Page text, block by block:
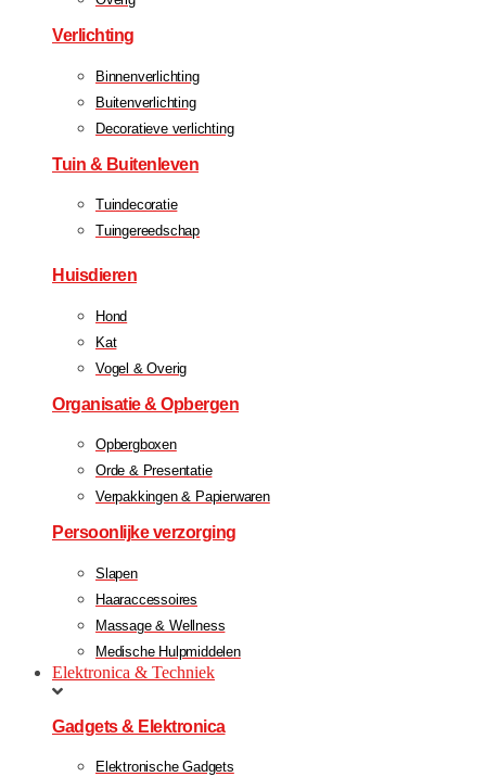
Verlichting
Binnenverlichting
Buitenverlichting
Decoratieve verlichting
Tuin & Buitenleven
Tuindecoratie
Tuingereedschap
Huisdieren
Hond
Kat
Vogel & Overig
Organisatie & Opbergen
Opbergboxen
Orde & Presentatie
Verpakkingen & Papierwaren
Persoonlijke verzorging
Slapen
Haaraccessoires
Massage & Wellness
Medische Hulpmiddelen
Elektronica & Techniek
Gadgets & Elektronica
Elektronische Gadgets